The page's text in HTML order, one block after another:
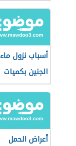
أسباب نزول ماء
الجنين بكميات
قليلة
أعراض الحمل